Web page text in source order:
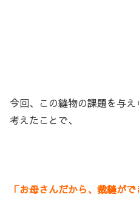
今回、この縫物の課題を与
考えたことで、
「お母さんだから、裁縫が